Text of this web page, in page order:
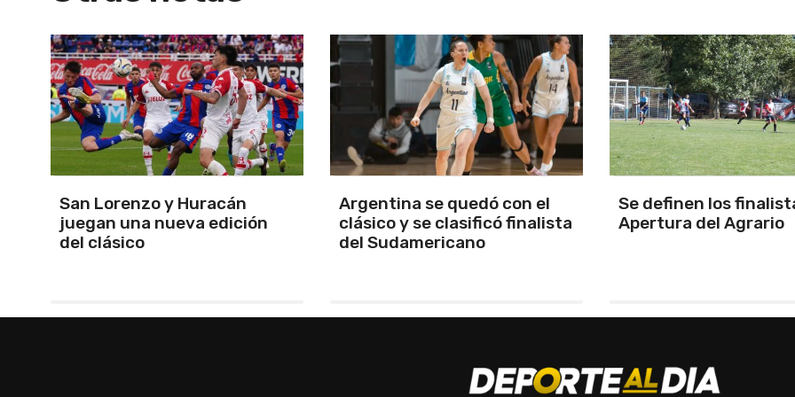
Argentina se quedó con el
clásico y se clasificó finalista
del Sudamericano
Se definen los finalistas del
Apertura del Agrario
Aldrighetti voló en
quedó con la pole en el